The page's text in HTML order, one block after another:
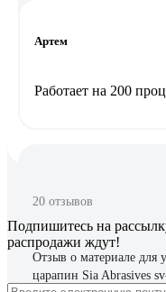
Артем
Работает на 200
20 отзывов
Отзыв о материале для
царапин Sia Abrasives
Подпишитесь на
распродажи ждут!